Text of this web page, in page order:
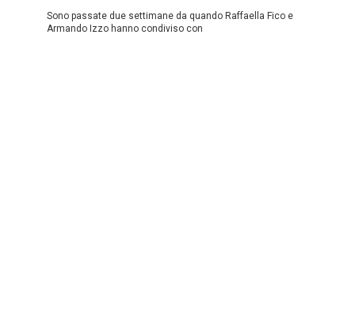
Sono passate due settimane da quando Raffaella Fico e
Armando Izzo hanno condiviso con